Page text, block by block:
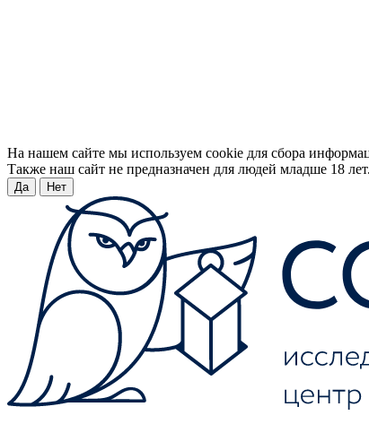
На нашем сайте мы используем cookie для сбора
Также наш сайт не предназначен для людей младше 18
Да Нет